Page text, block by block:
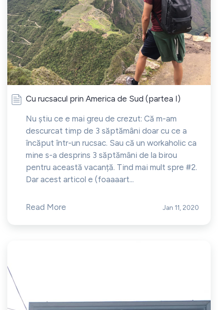
Cu rucsacul prin America de Sud (partea I)
Nu știu ce e mai greu de crezut: Că m-am
descurcat timp de 3 săptămâni doar cu ce a
încăput într-un rucsac. Sau că un workaholic ca
mine s-a desprins 3 săptămâni de la birou
pentru această vacanță. Tind mai mult spre #2.
Dar acest articol e (foaaaart...
Read More Jan 11, 2020